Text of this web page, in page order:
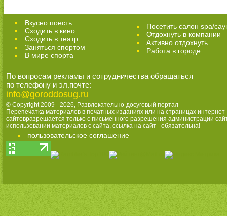
Вкусно поесть
Сходить в кино
Cходить в театр
Заняться спортом
В мире спорта
Посетить салон spa/
Отдохнуть в компании
Активно отдохнуть
Работа в городе
По вопросам рекламы и сотрудничества обращаться
по телефону и эл.почте:
info@goroddosug.ru
© Copyright 2009 - 2026, Развлекательно-досуговый портал
Перепечатка материалов в печатных изданиях или на страницах интернет-
сайтовразрешается только с письменного разрешения администрации
использовании материалов с сайта, ссылка на сайт - обязательна!
пользовательское соглашение